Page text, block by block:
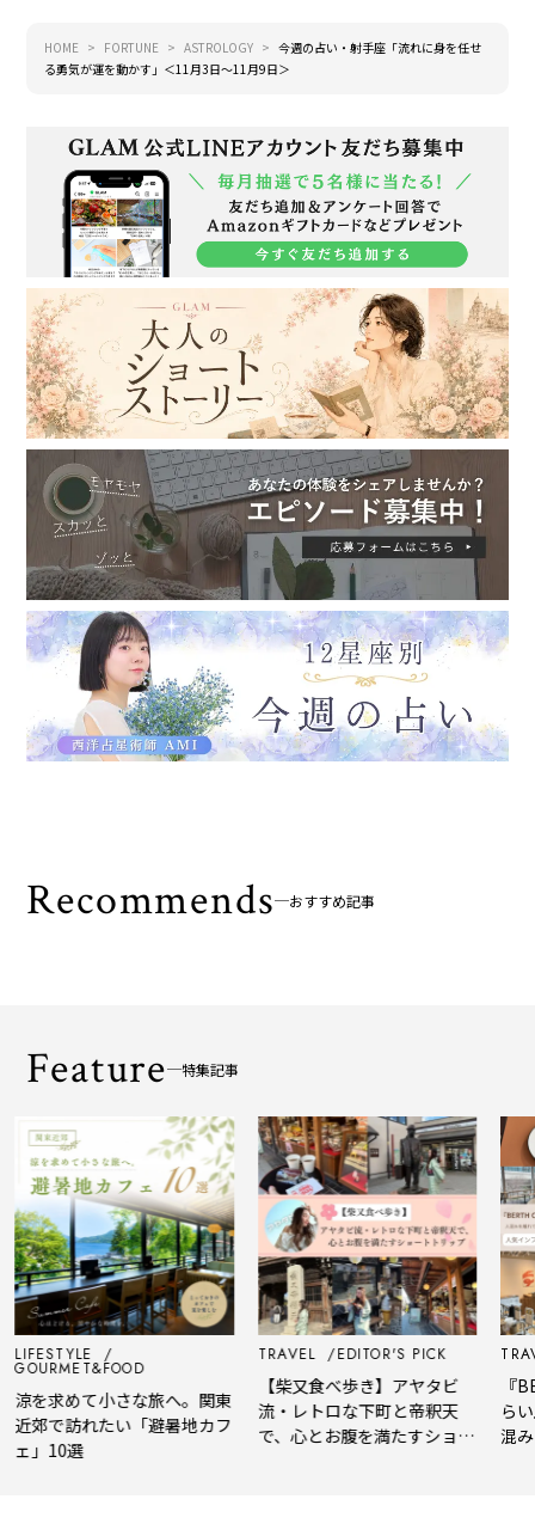
HOME FORTUNE ASTROLOGY
今週の占い・射手座「流れに身を任せ
る勇気が運を動かす」＜11月3日～11月9日＞
Recommends おすすめ記事
Feature 特集記事
を求めて小さな旅へ。関東
郊で訪れたい「避暑地カフ
」10選
TRAVEL EDITOR'S PICK
【柴又食べ歩き】アヤタビ
流・レトロな下町と帝釈天
で、心とお腹を満たすショー
『
らい
混み